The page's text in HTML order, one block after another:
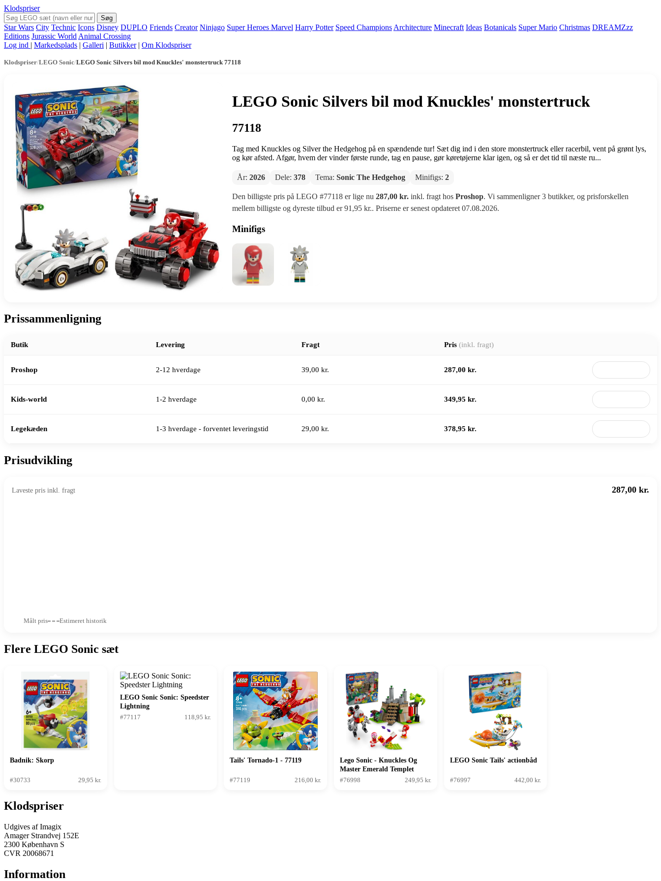
Klodspriser
Søg
Star Wars City Technic Icons Disney DUPLO Friends Creator Ninjago Super Heroes Marvel Harry Potter Speed Champions Architecture Minecraft Ideas Botanicals Super Mario Christmas DREAMZzz
Editions Jurassic World Animal Crossing
Log ind | Markedsplads | Galleri | Butikker | Om Klodspriser
Klodspriser/LEGO Sonic/LEGO Sonic Silvers bil mod Knuckles' monstertruck 77118
LEGO Sonic Silvers bil mod Knuckles' monstertruck
77118
Tag med Knuckles og Silver the Hedgehog på en spændende tur! Sæt dig ind i den store monstertruck eller racerbil, vent på grønt lys,
og kør afsted. Afgør, hvem der vinder første runde, tag en pause, gør køretøjerne klar igen, og så er det tid til næste ru...
År: 2026 Dele: 378 Tema: Sonic The Hedgehog Minifigs: 2
Den billigste pris på LEGO #77118 er lige nu 287,00 kr.inkl. fragt hos Proshop. Vi sammenligner 3 butikker, og prisforskellen
mellem billigste og dyreste tilbud er 91,95 kr.. Priserne er senest opdateret 07.08.2026.
Minifigs
Prissammenligning
Butik Levering Fragt Pris (inkl. fragt)
Proshop 2-12 hverdage 39,00 kr. 287,00 kr.
Kids-world 1-2 hverdage 0,00 kr. 349,95 kr.
Legekæden 1-3 hverdage - forventet leveringstid 29,00 kr. 378,95 kr.
Prisudvikling
Laveste pris inkl. fragt 287,00 kr.
Målt pris Estimeret historik
Flere LEGO Sonic sæt
Badnik: Skorp
#30733 29,95 kr.
LEGO Sonic Sonic: Speedster
Lightning
#77117
118,95 kr.
Tails' Tornado-1 - 77119
#77119 216,00 kr.
Lego Sonic - Knuckles Og
Master Emerald Templet
#76998
249,95 kr.
LEGO Sonic Tails' actionbåd
#76997 442,00 kr.
Klodspriser
Udgives af Imagix
Amager Strandvej 152E
2300 København S
CVR 20068671
Information